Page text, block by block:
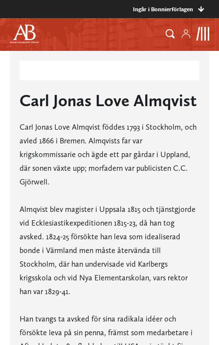
Ingår i Bonnierförlagen
Carl Jonas Love Almqvist
Carl Jonas Love Almqvist föddes 1793 i Stockholm, och
avled 1866 i Bremen. Almqvists far var
krigskommissarie och ägde ett par gårdar i Uppland,
där sonen växte upp; morfadern var publicisten C.C.
Gjörwell.
Almqvist blev magister i Uppsala 1815 och tjänstgjorde
vid Ecklesiastikexpeditionen 1815-23, då han tog
avsked. 1824-25 försökte han leva som idealiserad
bonde i Värmland men måste återvända till
Stockholm, där han undervisade vid Karlbergs
krigsskola och vid Nya Elementarskolan, vars rektor
han var 1829-41.
Han tvangs ta avsked för sina radikala idéer och
försökte leva på sin penna, främst som medarbetare i